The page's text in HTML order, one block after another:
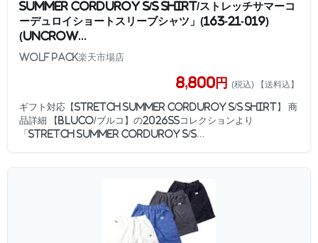
Summer Corduroy S/S Shirt/ストレッチサマーコ
ーデュロイショートスリーブシャツ」(163-21-019)
(UNCROW...
WOLF PACK楽天市場店
8,800円 (税込) 【送料込】
ギフト対応【Stretch Summer Corduroy S/S Shirt】 商
品詳細 【BLUCO/ブルコ】の2026SSコレクションより
「Stretch Summer Corduroy S/S...